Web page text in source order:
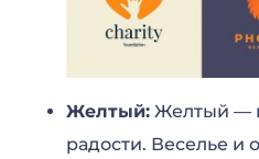
Желтый: Желтый —
радости. Веселье и